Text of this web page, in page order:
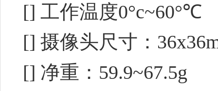
[] 工作温度0°c~60°℃
[] 摄像头尺寸：
[] 净重：59.9~67.5g